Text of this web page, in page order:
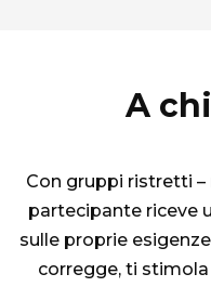
A
Con gruppi ristretti –
partecipante riceve
sulle proprie
corregge, ti